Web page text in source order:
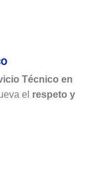
Técnico en
el respeto y